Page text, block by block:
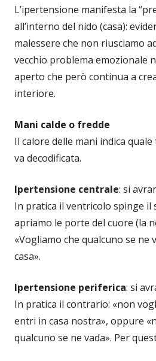
L’ipertensione manifesta la
all’interno del nido (casa):
malessere che non riusciamo
vecchio problema emozionale
aperto che però continua a
interiore.
Mani calde o fredde
Il calore delle mani indica
va decodificata.
Ipertensione centrale: si
In pratica il ventricolo spinge il
apriamo le porte del cuore (la
«Vogliamo che qualcuno se ne
casa».
Ipertensione periferica: si
In pratica il contrario: «non
entri in casa nostra», oppure
qualcuno se ne vada». Per